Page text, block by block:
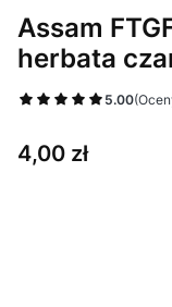
Assam
herbata
5.00
Cena
4,00 zł
Poszczególne